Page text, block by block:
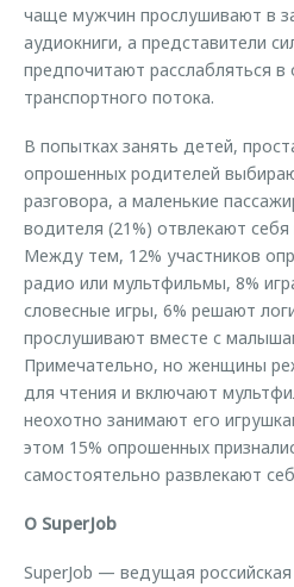
чаще мужчин прослушивают в
аудиокниги, а представители
предпочитают расслабляться в
транспортного потока.
В попытках занять детей,
опрошенных родителей
разговора, а маленькие
водителя (21%) отвлекают
Между тем, 12% участников
радио или мультфильмы, 8%
словесные игры, 6% решают
прослушивают вместе с
Примечательно, но женщины
для чтения и включают
неохотно занимают его
этом 15% опрошенных
самостоятельно развлекают
О SuperJob
SuperJob — ведущая